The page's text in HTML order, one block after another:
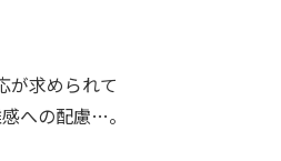
が求められて
への配慮…。